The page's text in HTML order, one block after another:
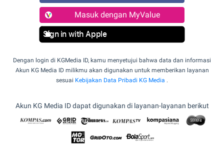
Masuk dengan MyValue
Sign in with Apple
Dengan login di KGMedia ID, kamu menyetujui bahwa data dan informasi
Akun KG Media ID milikmu akan digunakan untuk memberikan layanan
sesuai Kebijakan Data Pribadi KG Media .
Akun KG Media ID dapat digunakan di layanan-layanan berikut